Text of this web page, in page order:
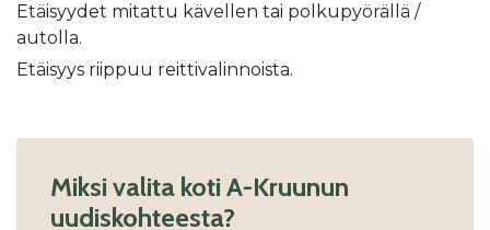
Etäisyydet mitattu kävellen tai polkupyörällä /
autolla.
Etäisyys riippuu reittivalinnoista.
Miksi valita koti A-Kruunun
uudiskohteesta?